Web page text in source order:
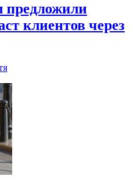
предложили
клиентов через